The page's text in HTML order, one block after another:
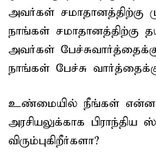
அவர்கள் சமாதானத்திற்கு
நாங்கள் சமாதானத்திற்கு
அவர்கள்
நாங்கள் பேச்சு
உண்மையில் நீங்கள் என்ன
அரசியலுக்காக
விரும்புகிறீர்களா?